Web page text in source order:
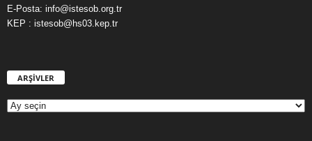
E-Posta: info@istesob.org.tr
KEP : istesob@hs03.kep.tr
ARŞİVLER